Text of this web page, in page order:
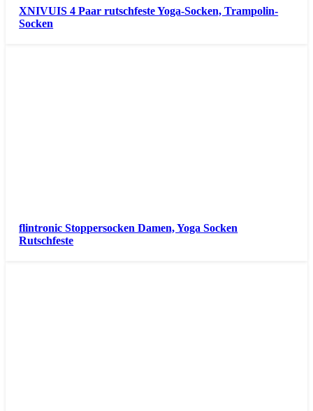
XNIVUIS 4 Paar rutschfeste Yoga-Socken, Trampolin-
Socken
flintronic Stoppersocken Damen, Yoga Socken
Rutschfeste